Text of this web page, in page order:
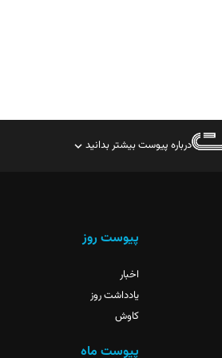
درباره پیوست بیشتر بدانید
پیوست روز
اخبار
یادداشت روز
کاوش
پیوست ماه